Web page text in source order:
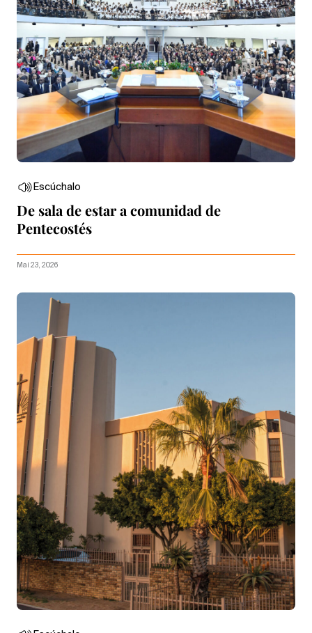
Escúchalo
De sala de estar a comunidad de
Pentecostés
Mai 23, 2026